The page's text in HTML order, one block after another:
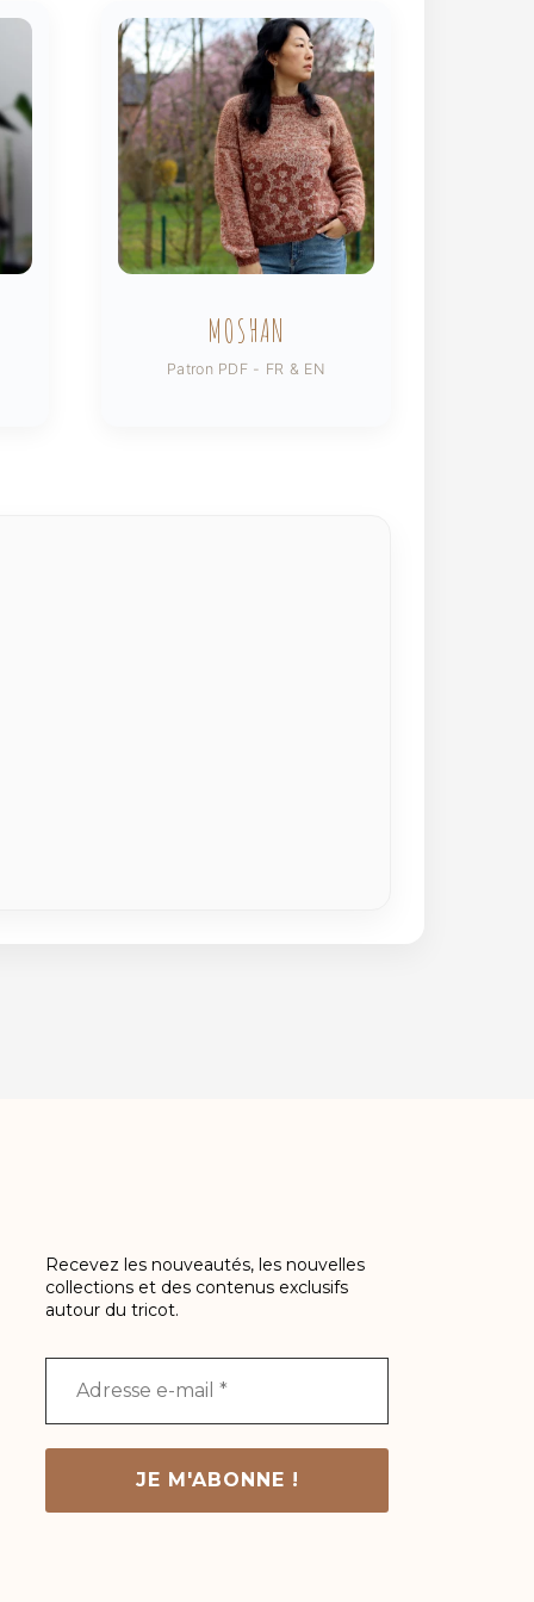
MOSHAN
Patron PDF - FR & EN
Recevez les nouveautés, les nouvelles
collections et des contenus exclusifs
autour du tricot.